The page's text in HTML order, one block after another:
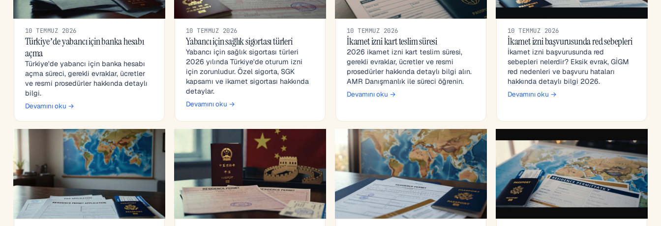
10 TEMMUZ 2026
Türkiye’de yabancı için banka hesabı
açma
Türkiye'de yabancı için banka hesabı
açma süreci, gerekli evraklar, ücretler
ve resmi prosedürler hakkında detaylı
bilgi.
Devamını oku →
10 TEMMUZ 2026
Yabancı için sağlık sigortası türleri
Yabancı için sağlık sigortası türleri
2026 yılında Türkiye'de oturum izni
için zorunludur. Özel sigorta, SGK
kapsamı ve ikamet sigortası hakkında
detaylar.
Devamını oku →
10 TEMMUZ 2026
İkamet izni kart teslim süresi
2026 ikamet izni kart teslim süresi,
gerekli evraklar, ücretler ve resmi
prosedürler hakkında detaylı bilgi alın.
AMR Danışmanlık ile süreci öğrenin.
Devamını oku →
10 TEMMUZ 2026
İkamet izni başvurusunda red sebepleri
İkamet izni başvurusunda red
sebepleri nelerdir? Eksik evrak, GİGM
red nedenleri ve başvuru hataları
hakkında detaylı bilgi 2026.
Devamını oku →